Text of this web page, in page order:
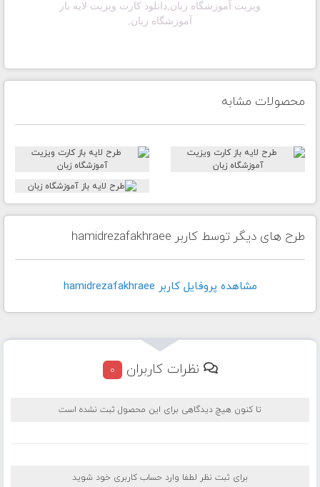
ویزیت آموزشگاه زبان,دانلود کارت ویزیت لایه باز
آموزشگاه زبان,
محصولات مشابه
طرح های دیگر توسط کاربر hamidrezafakhraee
مشاهده پروفايل کاربر hamidrezafakhraee
نظرات کاربران 0
تا کنون هیچ دیدگاهی برای این محصول ثبت نشده است
برای ثبت نظر لطفا وارد حساب کاربری خود شوید